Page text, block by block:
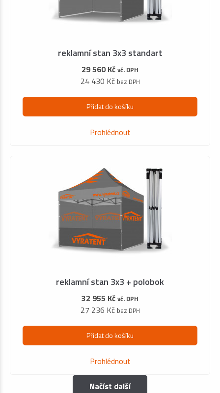
reklamní stan 3x3 standart
29 560 Kč vč. DPH
24 430 Kč bez DPH
Přidat do košíku
Prohlédnout
reklamní stan 3x3 + polobok
32 955 Kč vč. DPH
27 236 Kč bez DPH
Přidat do košíku
Prohlédnout
Načíst další